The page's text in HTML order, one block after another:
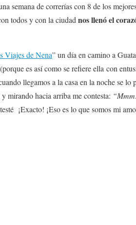
de correrías con 8 de los
todos y con la ciudad nos llenó el
Viajes de Nena” un día en camino a
es así como se refiere ella con
llegamos a la casa en la noche se lo
mirando hacia arriba me contesta:
¡Exacto! ¡Eso es lo que somos mi